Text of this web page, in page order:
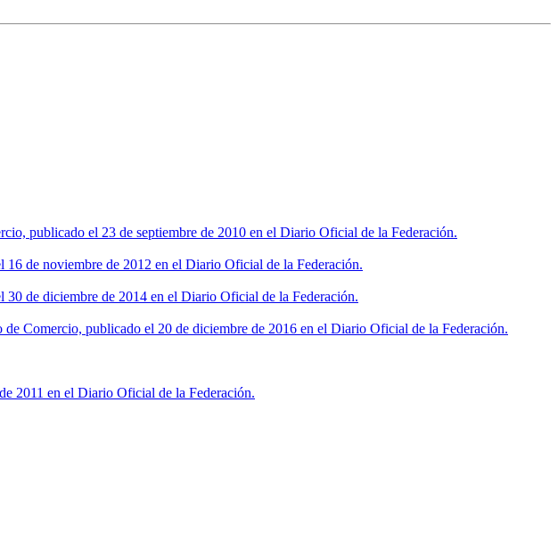
publicado el 23 de septiembre de 2010 en el Diario Oficial de la Federación.
de noviembre de 2012 en el Diario Oficial de la Federación.
de diciembre de 2014 en el Diario Oficial de la Federación.
Comercio, publicado el 20 de diciembre de 2016 en el Diario Oficial de la Federación.
2011 en el Diario Oficial de la Federación.